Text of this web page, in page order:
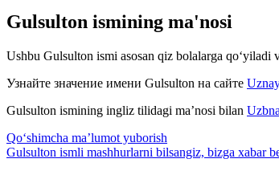
Gulsulton ismining ma'nosi
Ushbu Gulsulton ismi asosan qiz bolalarga qo‘yiladi
Узнайте значение имени Gulsulton на сайте
Gulsulton ismining ingliz tilidagi ma’nosi bilan
Qo‘shimcha ma’lumot yuborish
Gulsulton ismli mashhurlarni bilsangiz, bizga xabar